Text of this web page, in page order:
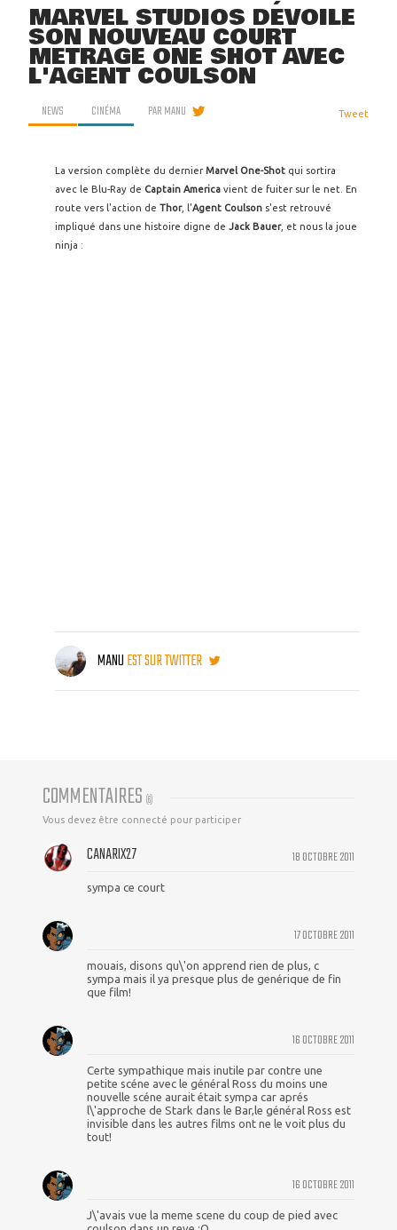
MARVEL STUDIOS DÉVOILE
SON NOUVEAU COURT
MÉTRAGE ONE SHOT AVEC
L'AGENT COULSON
NEWS CINÉMA PARMANU Tweet
La version complète du dernierMarvel One-Shot qui sortira
avec le Blu-Ray de Captain America vient de fuiter sur le net. En
route vers l'action de Thor, l'Agent Coulson s'est retrouvé
impliqué dans une histoire digne de Jack Bauer, et nous la joue
ninja :
MANUEST SUR TWITTER
COMMENTAIRES (6)
Vous devez être connecté pour participer
18 OCTOBRE 2011
CANARIX27
sympa ce court
17 OCTOBRE 2011
mouais, disons qu\'on apprend rien de plus, c
sympa mais il ya presque plus de genérique de fin
que film!
16 OCTOBRE 2011
Certe sympathique mais inutile par contre une
petite scéne avec le général Ross du moins une
nouvelle scéne aurait était sympa car aprés
l\'approche de Stark dans le Bar,le général Ross est
invisible dans les autres films ont ne le voit plus du
tout!
16 OCTOBRE 2011
J\'avais vue la meme scene du coup de pied avec